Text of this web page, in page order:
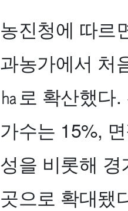
농진청에 따르
과농가에서 처
㏊로 확산했다
가수는 15%,
성을 비롯해
곳으로 확대됐